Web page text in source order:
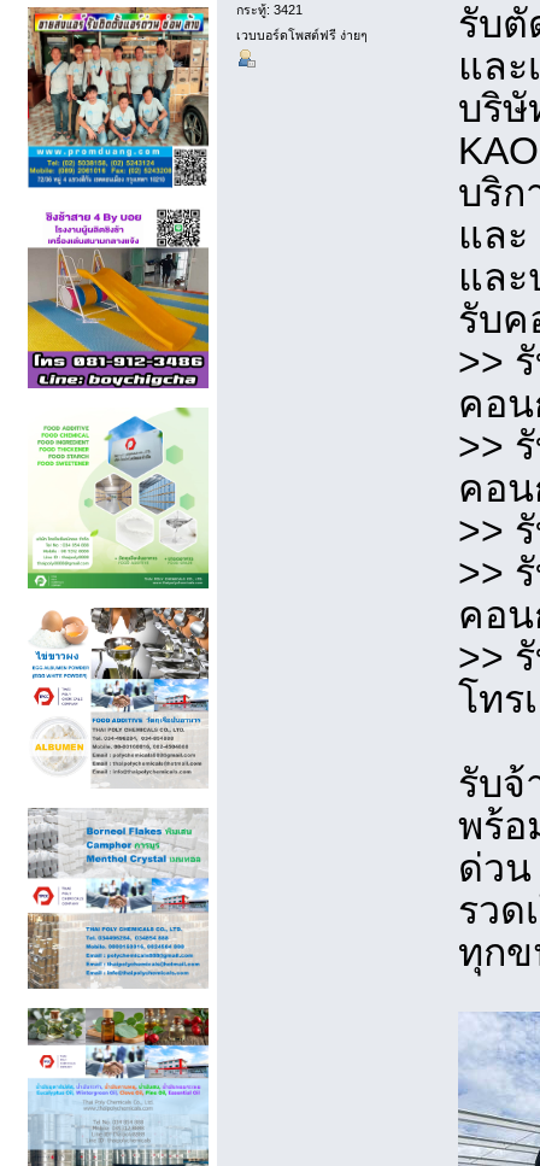
กระทู้: 3421
เวบบอร์ดโพสต์ฟรี ง่ายๆ
รับ
และ
บริษั
บริก
และ
แล
รับ
>>
คอ
>>
คอ
>>
>>
คอ
>>
โทร
รับจ้
พร้อ
ด่วน
รวด
ทุกข